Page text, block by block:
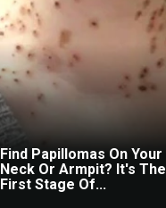
Find Papillomas On Your
Neck Or Armpit? It's The
First Stage Of...